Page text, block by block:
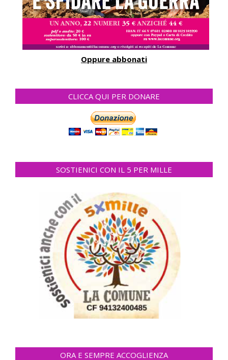
Oppure abbonati
CLICCA QUI PER DONARE
SOSTIENICI CON IL 5 PER MILLE
ORA E SEMPRE ACCOGLIENZA